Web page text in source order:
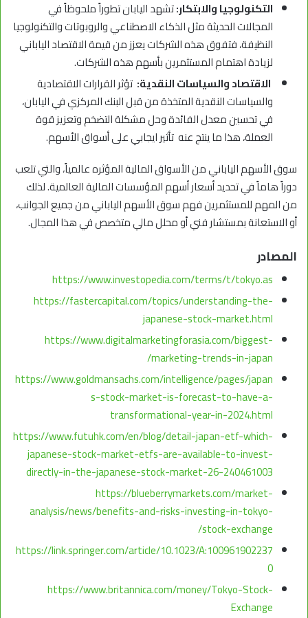
التكنولوجيا والابتكار:تشهد اليابان تطوراً ملحوظاً في
المجالات الحديثة مثل الذكاء الاصطناعي والروبوتات والتكنولوجيا
النظيفة، فتفوق هذه الشركات يعزز من قيمة الاقتصاد الياباني
لزيادة اهتمام المستثمرين بأسهم هذه الشركات.
الاقتصاد والسياسات النقدية: تؤثر القرارات الاقتصادية
والسياسات النقدية المتخذة من قبل البنك المركزي في اليابان،
في تحسين معدل الفائدة وحل مشكلة التضخم وتعزيز قوة
العملة، هذا ما ينتج عنه تأثير ايجابي على أسواق الأسهم.
سوق الأسهم الياباني من الأسواق المالية المؤثره عالمياً، والتي تلعب
دوراً هاماً في تحديد أسعار أسهم المؤسسات المالية العالمية. لذلك
من المهم للمستثمرين فهم سوق الأسهم الياباني من جميع الجوانب،
أو الاستعانة بمستشار فني أو محلل مالي متخصص في هذا المجال.
المصادر
https://www.investopedia.com/terms/t/tokyo.as
https://fastercapital.com/topics/understanding-the-
japanese-stock-market.html
https://www.digitalmarketingforasia.com/biggest-
marketing-trends-in-japan/
https://www.goldmansachs.com/intelligence/pages/japan
s-stock-market-is-forecast-to-have-a-
transformational-year-in-2024.html
https://www.futuhk.com/en/blog/detail-japan-etf-which-
japanese-stock-market-etfs-are-available-to-invest-
directly-in-the-japanese-stock-market-26-240461003
https://blueberrymarkets.com/market-
analysis/news/benefits-and-risks-investing-in-tokyo-
stock-exchange/
https://link.springer.com/article/10.1023/A:100961902237
0
https://www.britannica.com/money/Tokyo-Stock-
Exchange